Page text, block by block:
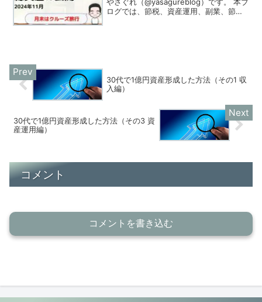
ログでは、節税、資産運用、副業、節約
30代で1億円資産形成した方法（その1 収
入編）
30代で1億円資産形成した方法（その3 資
産運用編）
コメント
コメントを書き込む